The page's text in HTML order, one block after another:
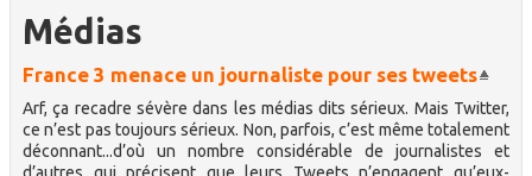
Médias
France 3 menace un journaliste pour ses tweets
Arf, ça recadre sévère dans les médias dits sérieux. Mais Twitter,
ce n’est pas toujours sérieux. Non, parfois, c’est même totalement
déconnant...d’où un nombre considérable de journalistes et
d’autres qui précisent que leurs Tweets n’engagent qu’eux-